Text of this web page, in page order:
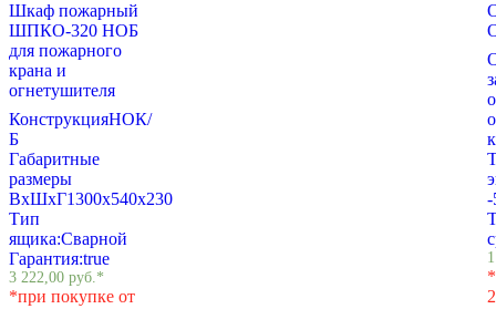
Шкаф пожарный
ШПКО-320 НОБ
для пожарного
крана и
огнетушителя
КонструкцияНОК/
Б
Габаритные
размеры
ВхШхГ1300х540х230
Тип
ящика:Сварной
Гарантия:true
3 222,00 руб.*
*при покупке от
-